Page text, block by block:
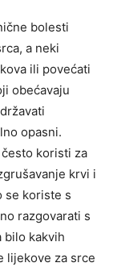
bolesti
a neki
ili povećati
obećavaju
opasni.
koristi za
krvi i
se koriste s
razgovarati s
bilo kakvih
lijekove za srce